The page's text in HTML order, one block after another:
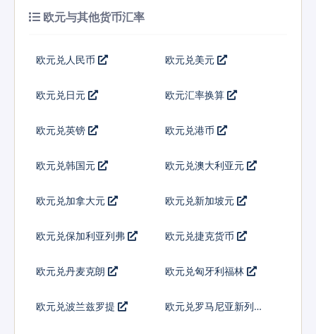
欧元与其他货币汇率
欧元兑人民币 欧元兑美元
欧元兑日元 欧元汇率换算
欧元兑英镑 欧元兑港币
欧元兑韩国元 欧元兑澳大利亚元
欧元兑加拿大元 欧元兑新加坡元
欧元兑保加利亚列弗 欧元兑捷克货币
欧元兑丹麦克朗 欧元兑匈牙利福林
欧元兑波兰兹罗提 欧元兑罗马尼亚新列伊